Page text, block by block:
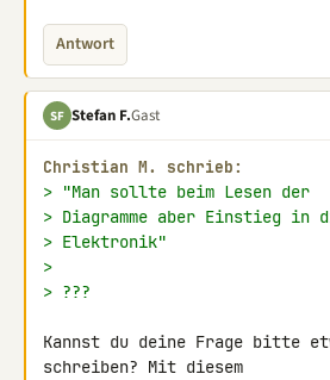
Antwort
SF Stefan F.Gast
Christian M. schrieb:
> "Man sollte beim Lesen der
> Diagramme aber Einstieg in
> Elektronik"
>
> ???
Kannst du deine Frage bitte
schreiben? Mit diesem